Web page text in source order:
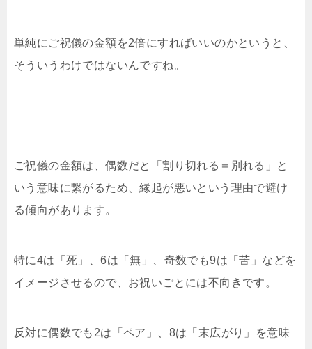
単純にご祝儀の金額を2倍にすればいいのかというと、
そういうわけではないんですね。
ご祝儀の金額は、偶数だと「割り切れる＝別れる」と
いう意味に繋がるため、縁起が悪いという理由で避け
る傾向があります。
特に4は「死」、6は「無」、奇数でも9は「苦」などを
イメージさせるので、お祝いごとには不向きです。
反対に偶数でも2は「ペア」、8は「末広がり」を意味